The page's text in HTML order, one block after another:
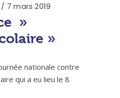
7 mars 2019
»
»
nationale contre
qui a eu lieu le 8